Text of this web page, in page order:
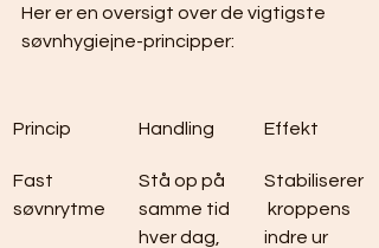
Her er en oversigt over de vigtigste
søvnhygiejne-principper:
Princip Handling Effekt
Fast
søvnrytme
Stå op på
samme tid
hver dag,
Stabiliserer
kroppens
indre ur